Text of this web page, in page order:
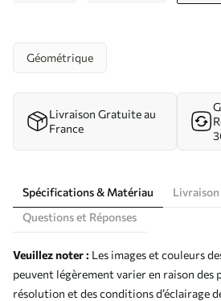
Géométrique
Livraison Gratuite au
France
Spécifications & Matériau
Questions et Réponses
Veuillez noter : Les images et couleurs
peuvent légèrement varier en raison des
résolution et des conditions d’éclairage